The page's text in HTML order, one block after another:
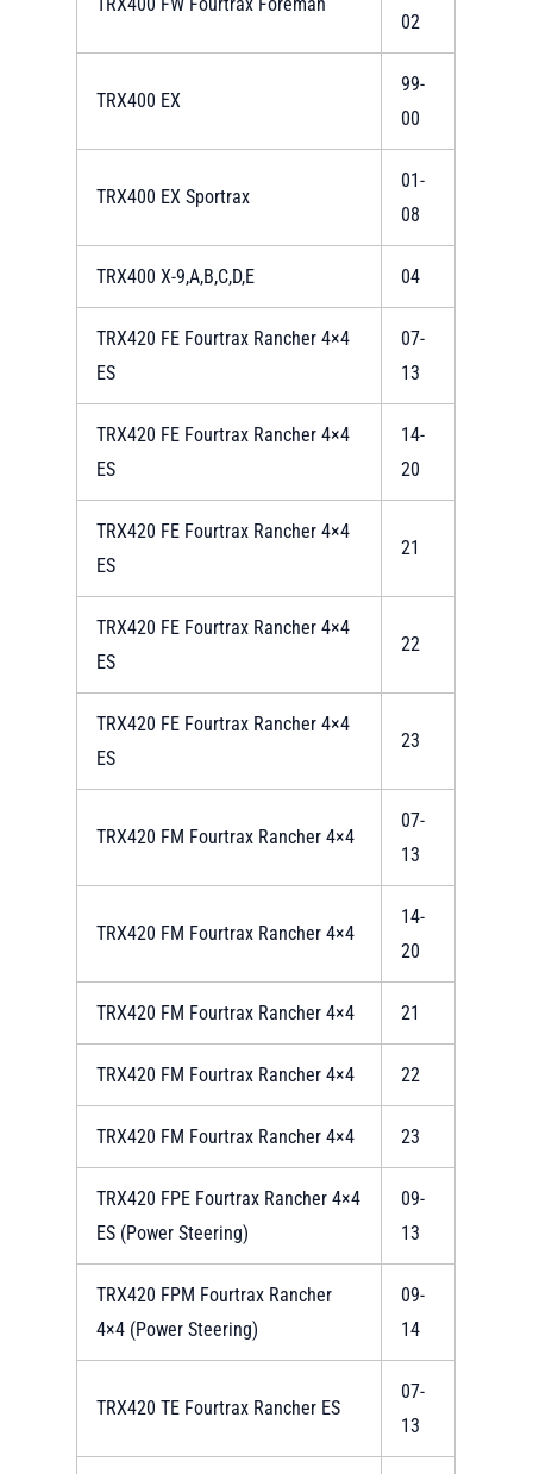
02
TRX400 EX
99-
00
TRX400 EX Sportrax
01-
08
TRX400 X-9,A,B,C,D,E 04
TRX420 FE Fourtrax Rancher 4×4
ES
07-
13
TRX420 FE Fourtrax Rancher 4×4
ES
14-
20
TRX420 FE Fourtrax Rancher 4×4
ES
21
TRX420 FE Fourtrax Rancher 4×4
ES
22
TRX420 FE Fourtrax Rancher 4×4
ES
23
TRX420 FM Fourtrax Rancher 4×4
07-
13
TRX420 FM Fourtrax Rancher 4×4
14-
20
TRX420 FM Fourtrax Rancher 4×4 21
TRX420 FM Fourtrax Rancher 4×4 22
TRX420 FM Fourtrax Rancher 4×4 23
TRX420 FPE Fourtrax Rancher 4×4
ES (Power Steering)
09-
13
TRX420 FPM Fourtrax Rancher
4×4 (Power Steering)
09-
14
TRX420 TE Fourtrax Rancher ES
07-
13